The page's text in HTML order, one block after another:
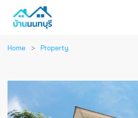
Home Property